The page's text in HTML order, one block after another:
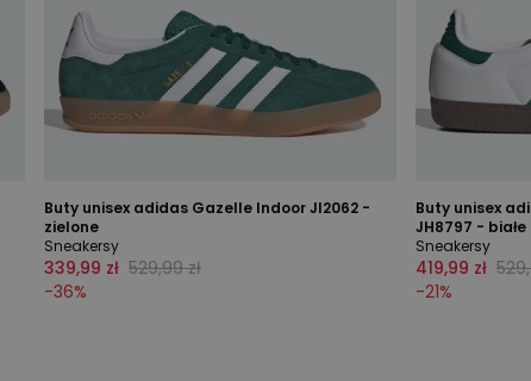
Buty unisex adidas Gazelle Indoor JI2062 -
zielone
Sneakersy
339,99 zł 529,99 zł
-36%
Buty unisex
JH8797 - białe
Sneakersy
419,99 zł
-21%